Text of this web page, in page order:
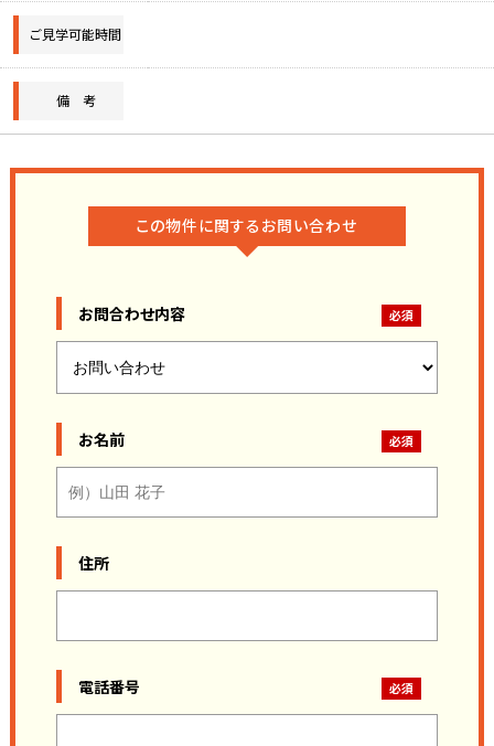
ご見学可能時間
備 考
この物件に関するお問い合わせ
お問合わせ内容
お名前
住所
電話番号